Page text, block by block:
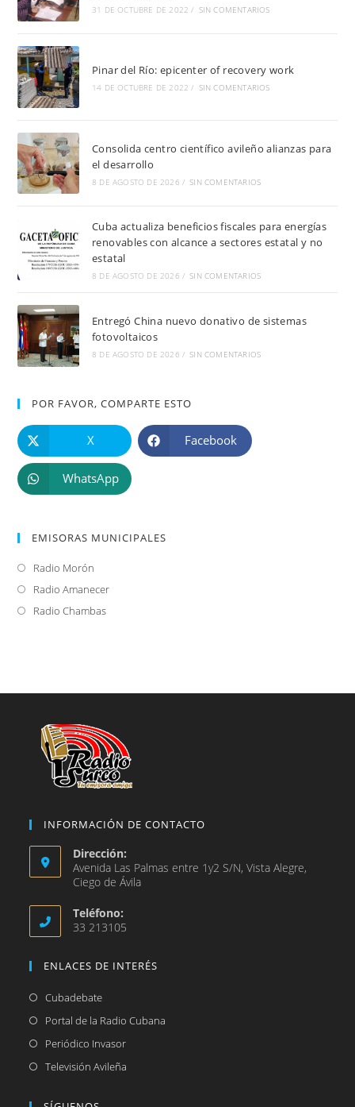
31 DE OCTUBRE DE 2022 / SIN COMENTARIOS
Pinar del Río: epicenter of recovery work
14 DE OCTUBRE DE 2022 / SIN COMENTARIOS
Consolida centro científico avileño alianzas para
el desarrollo
8 DE AGOSTO DE 2026 / SIN COMENTARIOS
Cuba actualiza beneficios fiscales para energías
renovables con alcance a sectores estatal y no
estatal
8 DE AGOSTO DE 2026 / SIN COMENTARIOS
Entregó China nuevo donativo de sistemas
fotovoltaicos
8 DE AGOSTO DE 2026 / SIN COMENTARIOS
POR FAVOR, COMPARTE ESTO
X Facebook
WhatsApp
EMISORAS MUNICIPALES
Radio Morón
abre
en
Radio AmanecerSe
Radio ChambasSe
nueva
INFORMACIÓN DE CONTACTO
Dirección:
Avenida Las Palmas entre 1y2 S/N, Vista Alegre,
Ciego de Ávila
Teléfono:
33 213105
ENLACES DE INTERÉS
CubadebateSe
abre
nueva
Portal de la Radio Cubana
Periódico InvasorSe
abre
Televisión Avileña